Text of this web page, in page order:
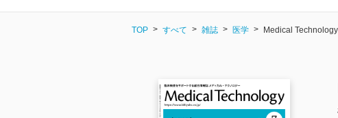
TOP すべて 雑誌 医学 Medical